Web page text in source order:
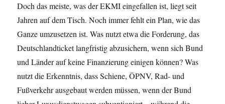
Doch das meiste, was der EKMI eingefallen ist, liegt seit
Jahren auf dem Tisch. Noch immer fehlt ein Plan, wie das
Ganze umzusetzen ist. Was nutzt etwa die Forderung, das
Deutschlandticket langfristig abzusichern, wenn sich Bund
und Länder auf keine Finanzierung einigen können? Was
nutzt die Erkenntnis, dass Schiene, ÖPNV, Rad- und
Fußverkehr ausgebaut werden müssen, wenn der Bund